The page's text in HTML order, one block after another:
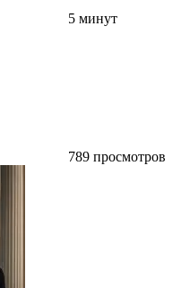
5 минут
789 просмотров